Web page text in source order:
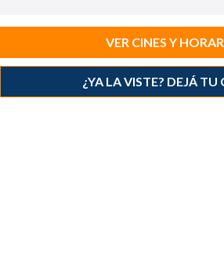
VER CINES Y
¿YA LA VISTE? DEJÁ TU